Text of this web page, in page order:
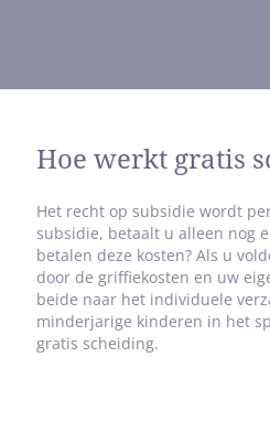
Hoe werkt gratis
Het recht op subsidie wordt
subsidie, betaalt u alleen nog
betalen deze kosten? Als u
door de griffiekosten en uw
beide naar het individuele
minderjarige kinderen in het
gratis scheiding.